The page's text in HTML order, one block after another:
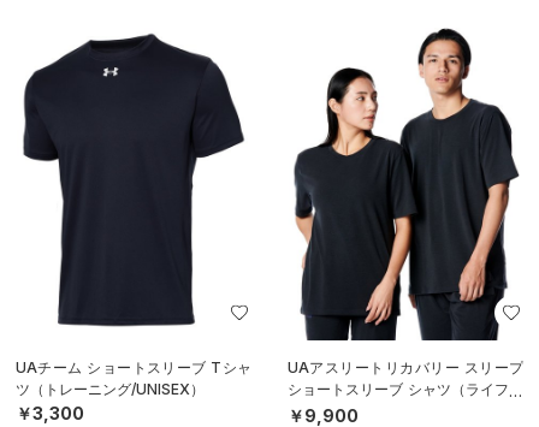
UAチーム ショートスリーブ Tシャ
ツ（トレーニング/UNISEX）
￥3,300
UAアスリートリカバリー スリープ
ショートスリーブ シャツ（ライフス
タイル/UNISEX）
￥9,900